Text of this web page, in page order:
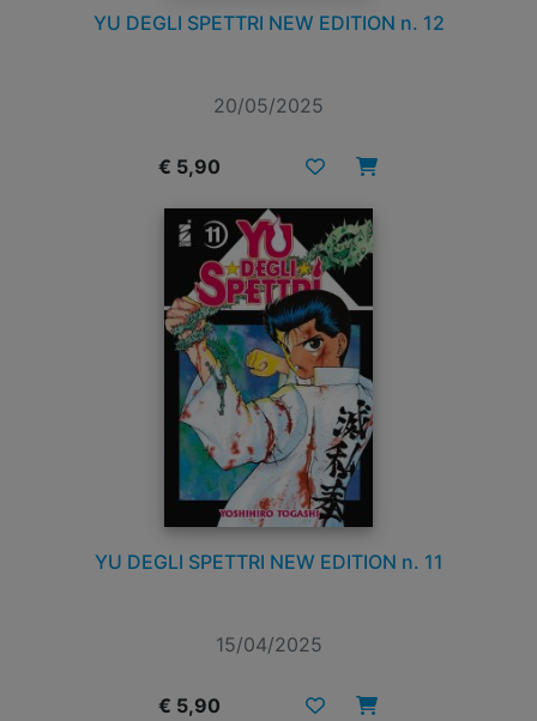
YU DEGLI SPETTRI NEW EDITION n. 12
20/05/2025
€ 5,90
YU DEGLI SPETTRI NEW EDITION n. 11
15/04/2025
€ 5,90